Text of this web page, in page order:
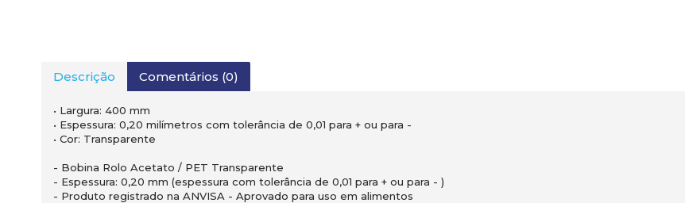
Descrição Comentários (0)
• Largura: 400 mm
• Espessura: 0,20 milímetros com tolerância de 0,01 para + ou para -
• Cor: Transparente
- Bobina Rolo Acetato / PET Transparente
- Espessura: 0,20 mm (espessura com tolerância de 0,01 para + ou para - )
- Produto registrado na ANVISA - Aprovado para uso em alimentos